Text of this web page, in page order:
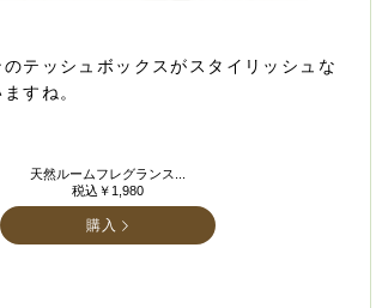
テッシュボックスがスタイリッシュな
すね。
天然ルームフレグランス...
税込￥1,980
購入